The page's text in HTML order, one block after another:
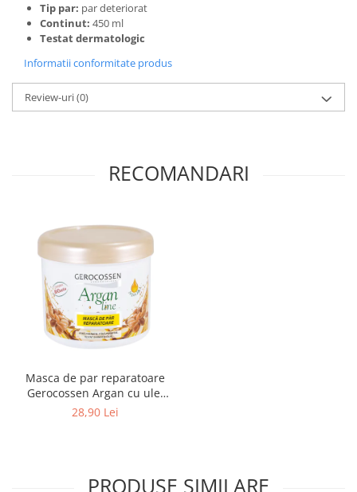
Tip par: par deteriorat
Continut: 450 ml
Testat dermatologic
Informatii conformitate produs
Review-uri(0)
RECOMANDARI
Masca de par reparatoare
Gerocossen Argan cu ulei
de argan organic si
28,90 Lei
PRODUSE SIMILARE